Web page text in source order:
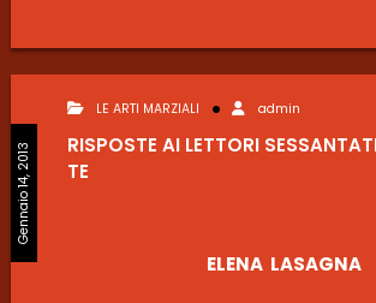
Gennaio 14, 2013
LE ARTI MARZIALI admin
RISPOSTE AI LETTORI
TE
ELENA LASAGNA